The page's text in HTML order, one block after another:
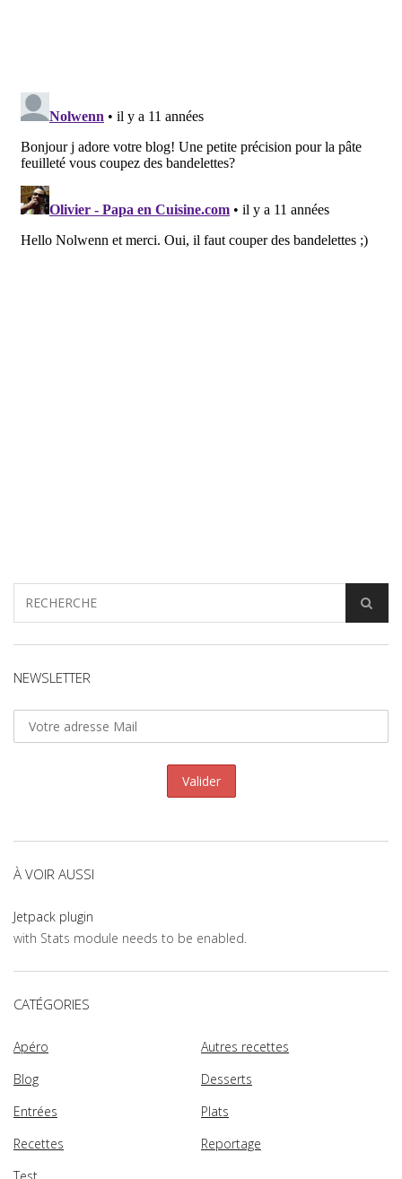
NEWSLETTER
À VOIR AUSSI
Jetpack plugin
with Stats module needs to be enabled.
CATÉGORIES
Apéro
Autres recettes
Blog
Desserts
Entrées
Plats
Recettes
Reportage